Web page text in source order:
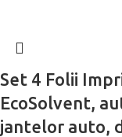
Set 4 Folii
EcoSolvent,
jantelor auto,